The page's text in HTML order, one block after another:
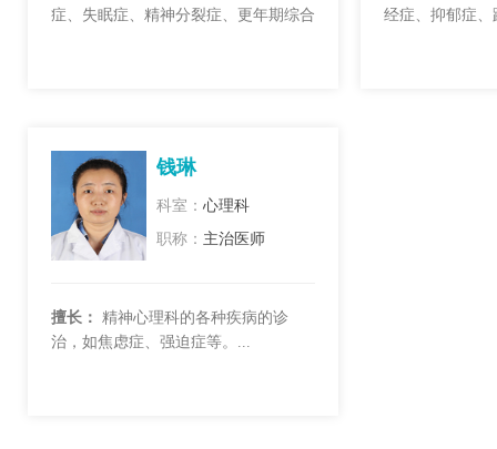
症、失眠症、精神分裂症、更年期综合
经症、抑郁症
钱琳
科室： 心理科
职称： 主治医师
擅长： 精神心理科的各种疾病的诊
治，如焦虑症、强迫症等。...